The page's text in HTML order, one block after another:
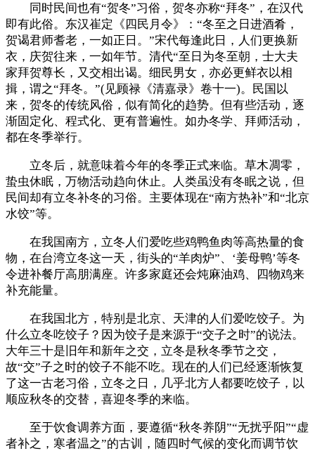
同时民间也有“贺冬”习俗，贺冬亦称“拜冬”，在汉代
即有此俗。东汉崔定《四民月令》：“冬至之日进酒肴，
贺谒君师耆老，一如正日。”宋代每逢此日，人们更换新
衣，庆贺往来，一如年节。清代“至日为冬至朝，士大夫
家拜贺尊长，又交相出谒。细民男女，亦必更鲜衣以相
揖，谓之“拜冬。”(见顾禄《清嘉录》卷十一)。民国以
来，贺冬的传统风俗，似有简化的趋势。但有些活动，逐
渐固定化、程式化、更有普遍性。如办冬学、拜师活动，
都在冬季举行。
立冬后，就意味着今年的冬季正式来临。草木凋零，
蛰虫休眠，万物活动趋向休止。人类虽没有冬眠之说，但
民间却有立冬补冬的习俗。主要体现在“南方热补”和“北京
水饺”等。
在我国南方，立冬人们爱吃些鸡鸭鱼肉等高热量的食
物，在台湾立冬这一天，街头的“羊肉炉”、‘姜母鸭’等冬
令进补餐厅高朋满座。许多家庭还会炖麻油鸡、四物鸡来
补充能量。
在我国北方，特别是北京、天津的人们爱吃饺子。为
什么立冬吃饺子？因为饺子是来源于“交子之时”的说法。
大年三十是旧年和新年之交，立冬是秋冬季节之交，
故“交”子之时的饺子不能不吃。现在的人们已经逐渐恢复
了这一古老习俗，立冬之日，几乎北方人都要吃饺子，以
顺应秋冬的交替，喜迎冬季的来临。
至于饮食调养方面，要遵循“秋冬养阴”“无扰乎阳”“虚
者补之，寒者温之”的古训，随四时气候的变化而调节饮